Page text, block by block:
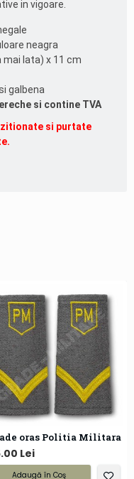
in vigoare.
neagra
lata) x 11 cm
galbena
si contine TVA
si purtate
oras Politia Militara
Lei
Adaugă în Coş